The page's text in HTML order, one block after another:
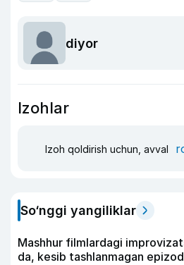
diyor
Izohlar
Izoh qoldirish uchun, avval
So‘nggi yangiliklar
Mashhur filmlardagi
da, kesib tashlanmagan